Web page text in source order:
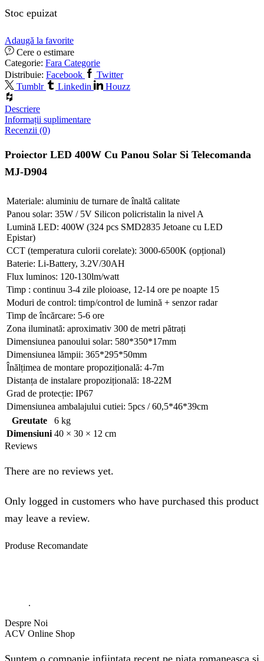
Stoc epuizat
Adaugă la favorite
Cere o estimare
Categorie: Fara Categorie
Distribuie: Facebook
Twitter
Tumblr
Linkedin Houzz
Descriere
Informații suplimentare
Recenzii (0)
Proiector LED 400W Cu Panou Solar Si Telecomanda
MJ-D904
Materiale: aluminiu de turnare de înaltă calitate
Panou solar: 35W / 5V Silicon policristalin la nivel A
Lumină LED: 400W (324 pcs SMD2835 Jetoane cu LED
Epistar)
CCT (temperatura culorii corelate): 3000-6500K (opțional)
Baterie: Li-Battery, 3.2V/30AH
Flux luminos: 120-130lm/watt
Timp : continuu 3-4 zile ploioase, 12-14 ore pe noapte 15
Moduri de control: timp/control de lumină + senzor radar
Timp de încărcare: 5-6 ore
Zona iluminată: aproximativ 300 de metri pătrați
Dimensiunea panoului solar: 580*350*17mm
Dimensiunea lămpii: 365*295*50mm
Înălțimea de montare propozițională: 4-7m
Distanța de instalare propozițională: 18-22M
Grad de protecție: IP67
Dimensiunea ambalajului cutiei: 5pcs / 60,5*46*39cm
Greutate
6 kg
Dimensiuni 40 × 30 × 12 cm
Reviews
There are no reviews yet.
Only logged in customers who have purchased this product
may leave a review.
Produse Recomandate
.
Despre Noi
ACV Online Shop
Suntem o companie infiintata recent pe piata romaneasca si